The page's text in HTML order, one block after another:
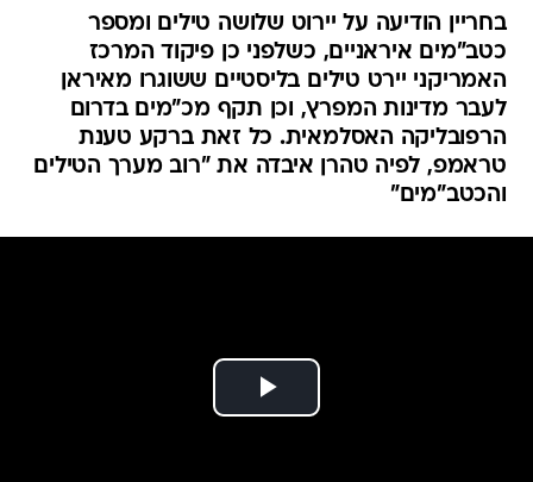
בחריין הודיעה על יירוט שלושה טילים ומספר
כטב"מים איראניים, כשלפני כן פיקוד המרכז
האמריקני יירט טילים בליסטיים ששוגרו מאיראן
לעבר מדינות המפרץ, וכן תקף מכ"מים בדרום
הרפובליקה האסלמאית. כל זאת ברקע טענת
טראמפ, לפיה טהרן איבדה את "רוב מערך הטילים
והכטב"מים"